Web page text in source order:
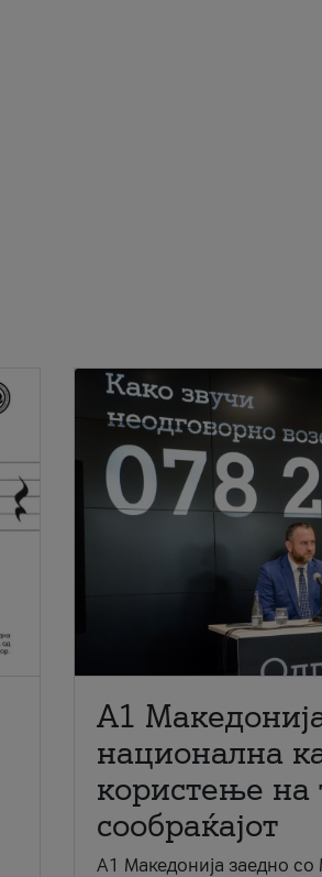
A1
национална
користење на
сообраќајот
A1 Македонија заедно